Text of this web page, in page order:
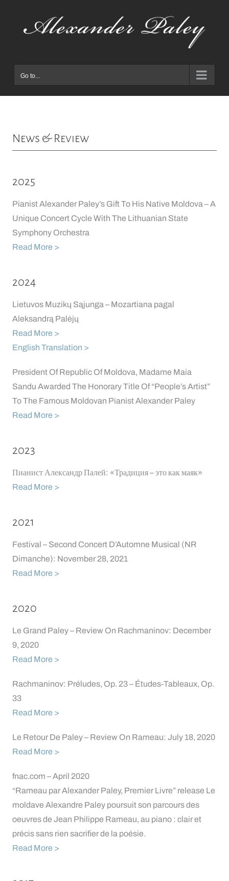
content
Go to...
News & Review
2025
Pianist Alexander Paley’s Gift To His Native Moldova – A
Unique Concert Cycle With The Lithuanian State
Symphony Orchestra
Read More >
2024
Lietuvos Muzikų Sąjunga – Mozartiana pagal
Aleksandrą Palėjų
Read More >
English Translation >
President Of Republic Of Moldova, Madame Maia
Sandu Awarded The Honorary Title Of “People’s Artist”
To The Famous Moldovan Pianist Alexander Paley
Read More >
2023
Пианист Александр Палей: «Традиция – это как маяк»
Read More >
2021
Festival – Second Concert D’Automne Musical (NR
Dimanche): November 28, 2021
Read More >
2020
Le Grand Paley – Review On Rachmaninov: December
9, 2020
Read More >
Rachmaninov: Préludes, Op. 23 – Études-Tableaux, Op.
33
Read More >
Le Retour De Paley – Review On Rameau: July 18, 2020
Read More >
fnac.com – April 2020
“Rameau par Alexander Paley, Premier Livre” release Le
moldave Alexandre Paley poursuit son parcours des
oeuvres de Jean Philippe Rameau, au piano : clair et
précis sans rien sacrifier de la poésie.
Read More >